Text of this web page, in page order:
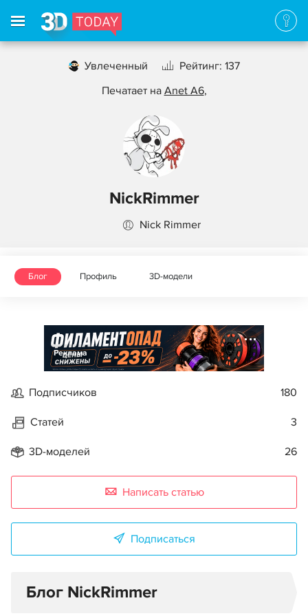
Увлеченный
Рейтинг: 137
Печатает на Anet A6,
NickRimmer
Nick Rimmer
Блог Профиль 3D-модели
Реклама
Подписчиков 180
Статей 3
3D-моделей 26
Написать статью
Подписаться
Блог NickRimmer